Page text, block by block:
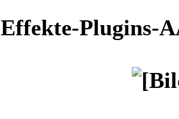
Effekte-Plugins-